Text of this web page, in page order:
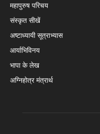
महापुरुष परिचय
संस्कृत सीखें
अष्टाध्यायी सूत्राभ्यास
आर्याभिविनय
भापा के लेख
अग्निहोत्र मंत्रार्थ